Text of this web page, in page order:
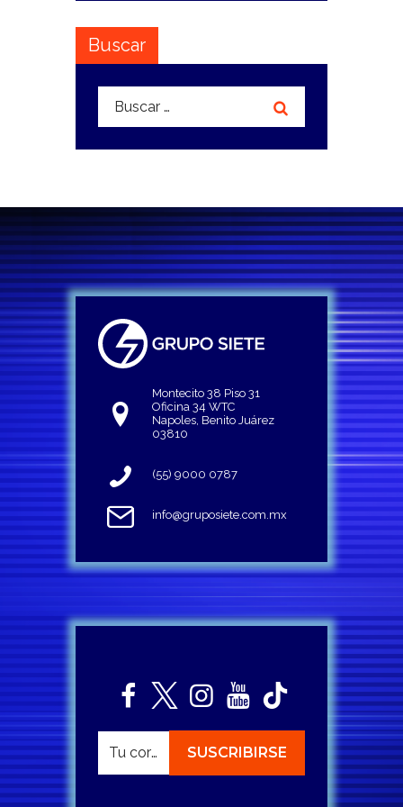
Buscar
Buscar:
Montecito 38 Piso 31
Oficina 34 WTC
Napoles, Benito Juárez
03810
(55) 9000 0787
info@gruposiete.com.mx